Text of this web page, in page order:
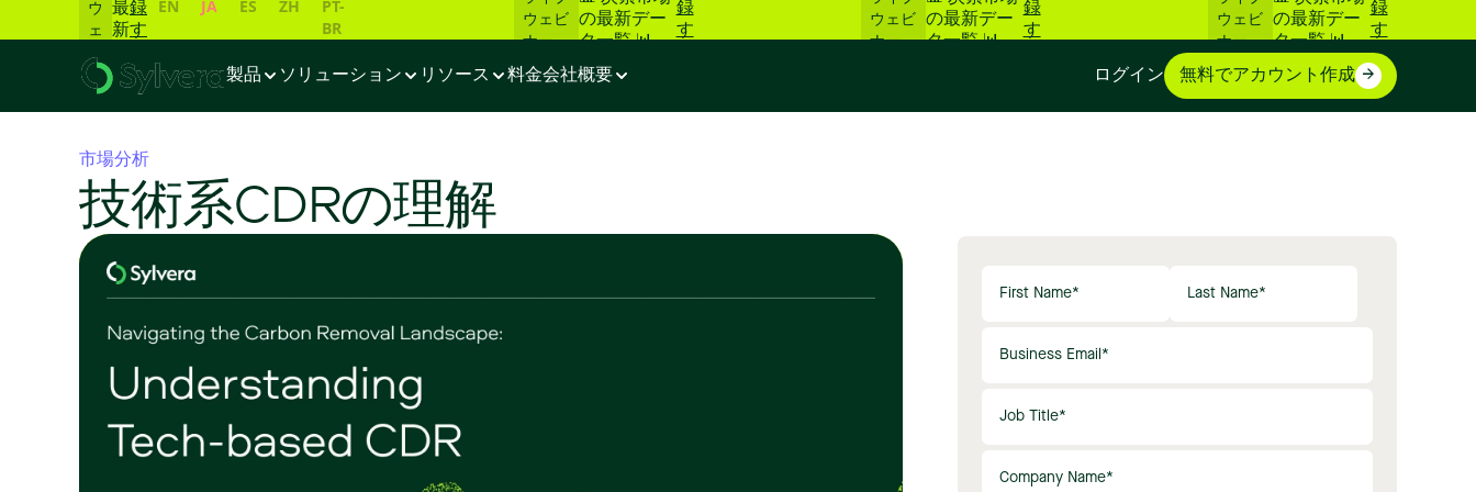
ウ
ェ
ナ
ー
最
新
ー
📊
録
す
EN JA ES ZH
PT-
BR
ウェビ
ナー
の最新デー
タ一覧 📊
録
す
ウェビ
ナー
の最新デー
タ一覧 📊
録
す
ウェビ
ナー
の最新デー
タ一覧 📊
録
す
る
製品
ソリューション リソース 料金会社概要 ログイン 無料でアカウント作成
市場分析
技術系CDRの理解